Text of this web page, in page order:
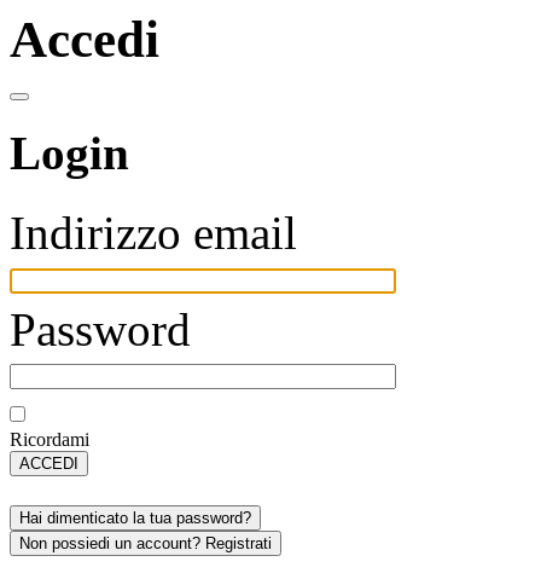
Accedi
Login
Indirizzo email
Password
Ricordami
ACCEDI
Hai dimenticato la tua password?
Non possiedi un account? Registrati